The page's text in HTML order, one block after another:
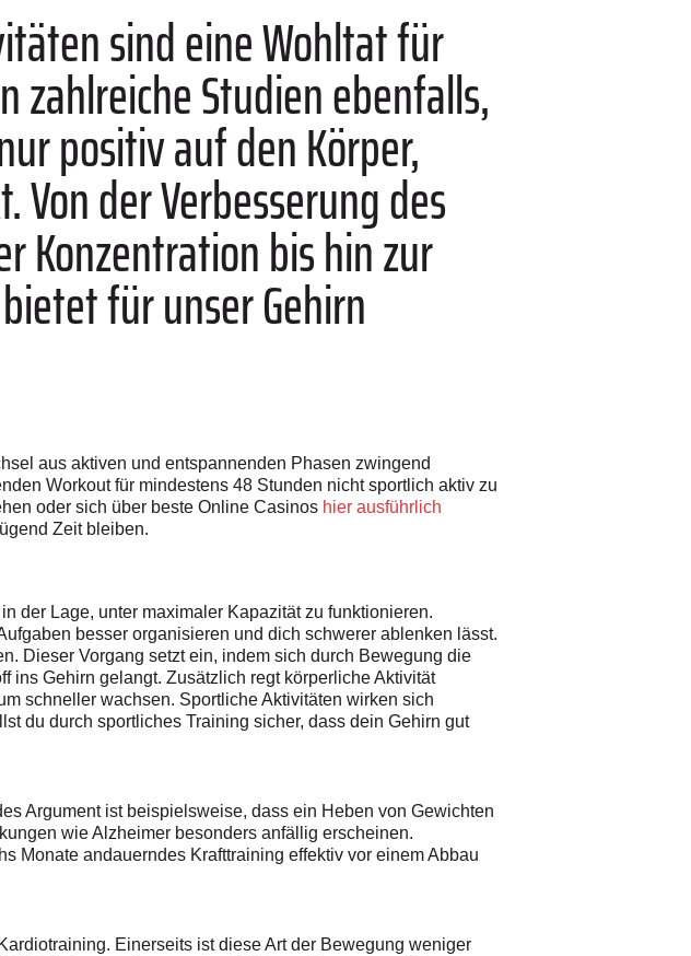
sind eine Wohltat für
zahlreiche Studien ebenfalls,
positiv auf den Körper,
der Verbesserung des
Konzentration bis hin zur
für unser Gehirn
aus aktiven und entspannenden Phasen zwingend
Workout für mindestens 48 Stunden nicht sportlich aktiv zu
oder sich über beste Online Casinos hier ausführlich
Zeit bleiben.
der Lage, unter maximaler Kapazität zu funktionieren.
besser organisieren und dich schwerer ablenken lässt.
Dieser Vorgang setzt ein, indem sich durch Bewegung die
ins Gehirn gelangt. Zusätzlich regt körperliche Aktivität
schneller wachsen. Sportliche Aktivitäten wirken sich
du durch sportliches Training sicher, dass dein Gehirn gut
Argument ist beispielsweise, dass ein Heben von Gewichten
wie Alzheimer besonders anfällig erscheinen.
Monate andauerndes Krafttraining effektiv vor einem Abbau
Einerseits ist diese Art der Bewegung weniger